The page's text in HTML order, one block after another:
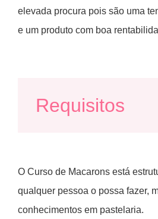
elevada procura pois são uma
e um produto com boa
Requisitos
O Curso de Macarons está
qualquer pessoa o possa fazer,
conhecimentos em pastelaria.